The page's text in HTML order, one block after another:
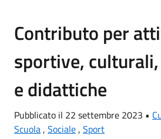
Contributo per
sportive,
e didattiche
Pubblicato il 22 settembre 2023 •
Scuola, Sociale, Sport